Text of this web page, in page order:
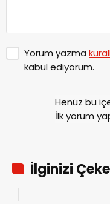
Yorum yazma
kabul ediyorum.
Henüz bu
İlk yorum
İlginizi